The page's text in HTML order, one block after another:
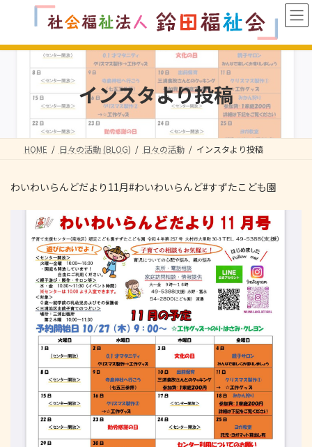
ン
ー
インスタより投稿
HOME 日々の活動 (BLOG) 日々の活動 インスタより投稿
わいわいらんどだより11月#わいわいらんど#すずたこども園